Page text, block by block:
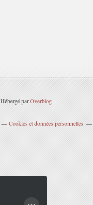
Hébergé parOverblog
Cookies et données personnelles